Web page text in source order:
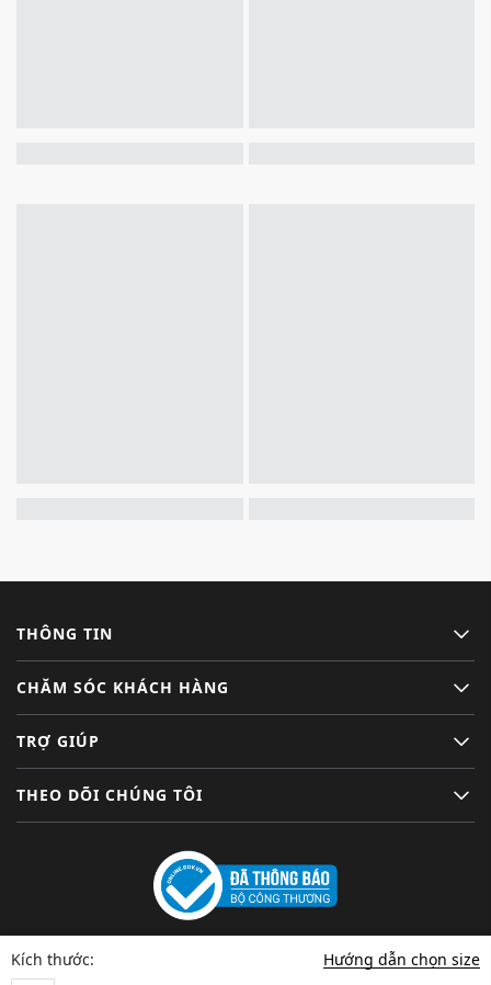
Kích thước: Hướng dẫn chọn size
THÔNG TIN
CHĂM SÓC KHÁCH HÀNG
TRỢ GIÚP
THEO DÕI CHÚNG TÔI